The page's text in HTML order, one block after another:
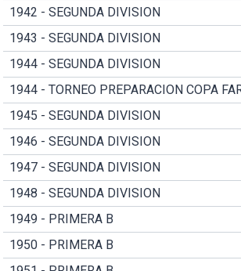
1942 - SEGUNDA DIVISION
1943 - SEGUNDA DIVISION
1944 - SEGUNDA DIVISION
1944 - TORNEO PREPARACION COPA
1945 - SEGUNDA DIVISION
1946 - SEGUNDA DIVISION
1947 - SEGUNDA DIVISION
1948 - SEGUNDA DIVISION
1949 - PRIMERA B
1950 - PRIMERA B